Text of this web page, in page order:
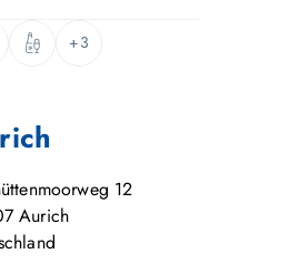
+3
12
Aurich